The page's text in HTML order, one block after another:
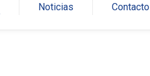
Noticias Contacto